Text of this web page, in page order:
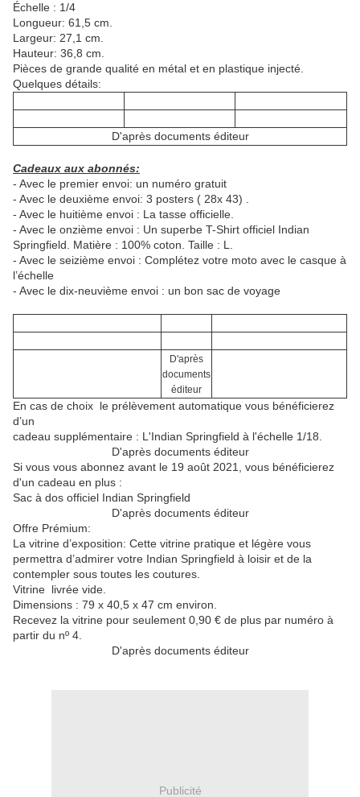
Échelle : 1/4
Longueur: 61,5 cm.
Largeur: 27,1 cm.
Hauteur: 36,8 cm.
Pièces de grande qualité en métal et en plastique injecté.
Quelques détails:
D'après documents éditeur
Cadeaux aux abonnés:
- Avec le premier envoi: un numéro gratuit
- Avec le deuxième envoi: 3 posters ( 28x 43) .
- Avec le huitième envoi : La tasse officielle.
- Avec le onzième envoi : Un superbe T-Shirt officiel Indian
Springfield. Matière : 100% coton. Taille : L.
- Avec le seizième envoi : Complétez votre moto avec le casque à
l’échelle
- Avec le dix-neuvième envoi : un bon sac de voyage
D'après
documents
éditeur
En cas de choix le prélèvement automatique vous bénéficierez
d’un
cadeau supplémentaire : L'Indian Springfield à l'échelle 1/18.
D'après documents éditeur
Si vous vous abonnez avant le 19 août 2021, vous bénéficierez
d'un cadeau en plus :
Sac à dos officiel Indian Springfield
D'après documents éditeur
Offre Prémium:
La vitrine d’exposition: Cette vitrine pratique et légère vous
permettra d’admirer votre Indian Springfield à loisir et de la
contempler sous toutes les coutures.
Vitrine livrée vide.
Dimensions : 79 x 40,5 x 47 cm environ.
Recevez la vitrine pour seulement 0,90 € de plus par numéro à
partir du nº 4.
D'après documents éditeur
Publicité